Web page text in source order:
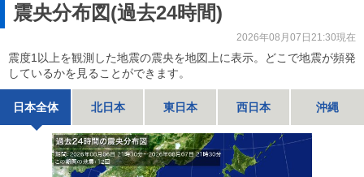
震央分布図(過去24時間)
2026年08月07日21:30現在
震度1以上を観測した地震の震央を地図上に表示。どこで地震が頻発
しているかを見ることができます。
日本全体 北日本 東日本 西日本 沖縄